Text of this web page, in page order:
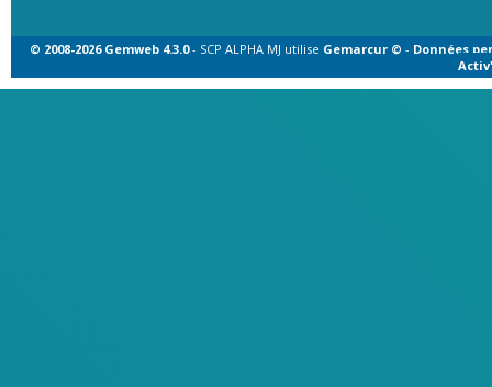
© 2008-2026 Gemweb 4.3.0- SCP ALPHA MJ utilise Gemarcur © - Données